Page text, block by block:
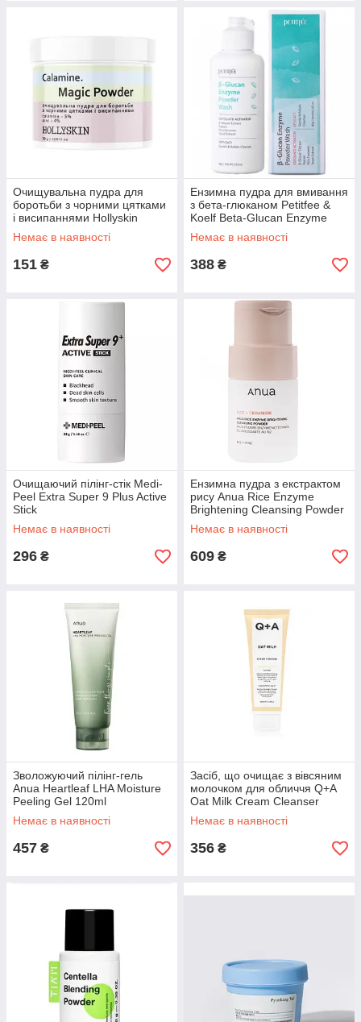
Очищувальна пудра для
боротьби з чорними цятками
і висипаннями Hollyskin
Calamine. Magic Powder 30 g
Немає в наявності
151 ₴
Ензимна пудра для вмивання
з бета-глюканом Petitfee &
Koelf Beta-Glucan Enzyme
Powder Wash 80g
Немає в наявності
388 ₴
Очищаючий пілінг-стік Medi-
Peel Extra Super 9 Plus Active
Stick
Немає в наявності
296 ₴
Ензимна пудра з екстрактом
рису Anua Rice Enzyme
Brightening Cleansing Powder
40g
Немає в наявності
609 ₴
Зволожуючий пілінг-гель
Anua Heartleaf LHA Moisture
Peeling Gel 120ml
Немає в наявності
457 ₴
Засіб, що очищає з вівсяним
молочком для обличчя Q+A
Oat Milk Cream Cleanser
125ml
Немає в наявності
356 ₴